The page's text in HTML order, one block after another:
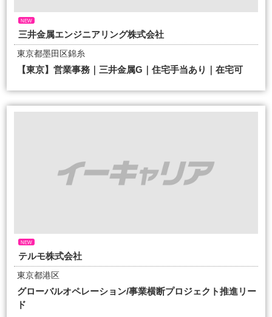
NEW
三井金属エンジニアリング株式会社
東京都墨田区錦糸
【東京】営業事務｜三井金属G｜住宅手当あり｜在宅可
NEW
テルモ株式会社
東京都港区
グローバルオペレーション/事業横断プロジェクト推進リー
ド